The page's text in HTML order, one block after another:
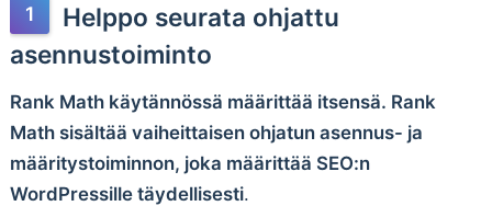
Helppo seurata ohjattu
asennustoiminto
Rank Math käytännössä määrittää itsensä. Rank
Math sisältää vaiheittaisen ohjatun asennus- ja
määritystoiminnon, joka määrittää SEO:n
WordPressille täydellisesti.